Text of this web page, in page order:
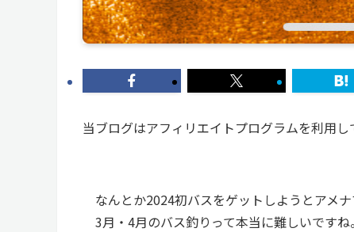
当ブログはアフィリエイトプログラムを利用
なんとか2024初バスをゲットしようとアメ
3月・4月のバス釣りって本当に難しいですね。